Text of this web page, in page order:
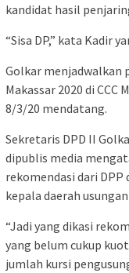
kandidat hasil
“Sisa DP,” kata Kadir
Golkar menjadwalkan
Makassar 2020 di
8/3/20 mendatang.
Sekretaris DPD II
dipublis media
rekomendasi dari
kepala daerah
“Jadi yang dikasi
yang belum cukup
jumlah kursi